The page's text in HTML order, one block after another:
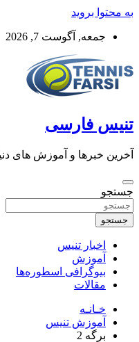
به محتوا بروید
جمعه, آگوست 7, 2026
تنیس فارسی
آخرین خبرها و آموزش های
جستجو
جستجو
اخبار تنیس
آموزش
بیوگرافی اسطوره‌ها
مقالات
خـانـه
آموزش تنیس
برگه 2